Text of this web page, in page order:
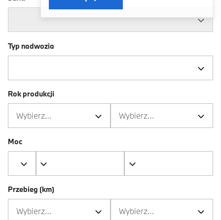
Typ nadwozia
Rok produkcji
Moc
Przebieg (km)